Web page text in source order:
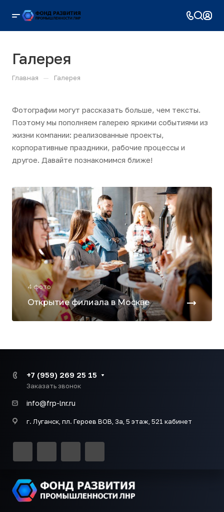
Галерея
Главная — Галерея
Фотографии могут рассказать больше, чем тексты.
Поэтому мы пополняем галерею яркими событиями из
жизни компании: реализованные проекты,
корпоративные праздники, рабочие процессы и
другое. Давайте познакомимся ближе!
4 фото
Открытие филиала в Москве
+7 (959) 269 25 15
Заказать звонок
info@frp-lnr.ru
г. Луганск, пл. Героев ВОВ, 3а, 5 этаж, 521 кабинет